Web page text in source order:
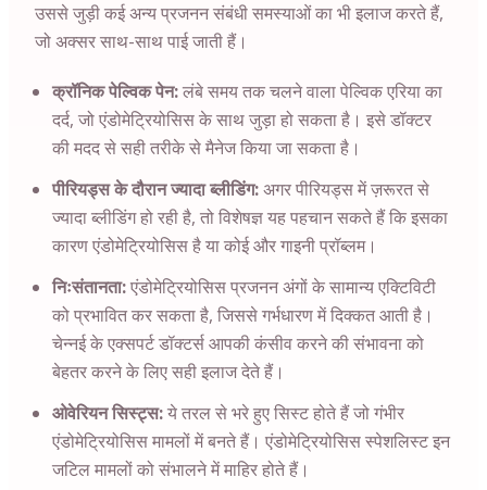
उससे जुड़ी कई अन्य प्रजनन संबंधी समस्याओं का भी इलाज करते हैं,
जो अक्सर साथ-साथ पाई जाती हैं।
क्रॉनिक पेल्विक पेन:लंबे समय तक चलने वाला पेल्विक एरिया का
दर्द, जो एंडोमेट्रियोसिस के साथ जुड़ा हो सकता है। इसे डॉक्टर
की मदद से सही तरीके से मैनेज किया जा सकता है।
पीरियड्स के दौरान ज्यादा ब्लीडिंग:अगर पीरियड्स में ज़रूरत से
ज्यादा ब्लीडिंग हो रही है, तो विशेषज्ञ यह पहचान सकते हैं कि इसका
कारण एंडोमेट्रियोसिस है या कोई और गाइनी प्रॉब्लम।
निःसंतानता:एंडोमेट्रियोसिस प्रजनन अंगों के सामान्य एक्टिविटी
को प्रभावित कर सकता है, जिससे गर्भधारण में दिक्कत आती है।
चेन्नईके एक्सपर्ट डॉक्टर्स आपकी कंसीव करने की संभावना को
बेहतर करने के लिए सही इलाज देते हैं।
ओवेरियन सिस्ट्स:ये तरल से भरे हुए सिस्ट होते हैं जो गंभीर
एंडोमेट्रियोसिस मामलों में बनते हैं। एंडोमेट्रियोसिस स्पेशलिस्ट इन
जटिल मामलों को संभालने में माहिर होते हैं।